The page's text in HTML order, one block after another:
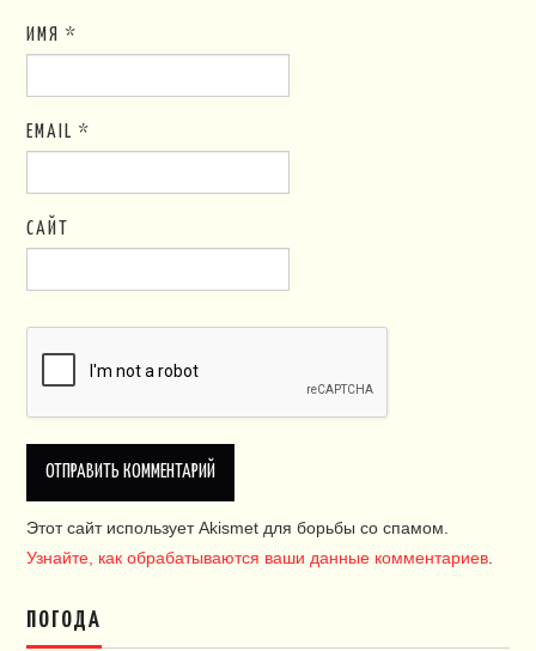
ИМЯ*
EMAIL*
САЙТ
Этот сайт использует Akismet для борьбы со спамом.
Узнайте, как обрабатываются ваши данные комментариев
ПОГОДА